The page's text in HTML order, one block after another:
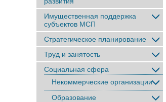
Имущественная поддержка
субъектов МСП
Стратегическое планирование
Труд и занятость
Социальная сфера
Некоммерческие организации
Образование